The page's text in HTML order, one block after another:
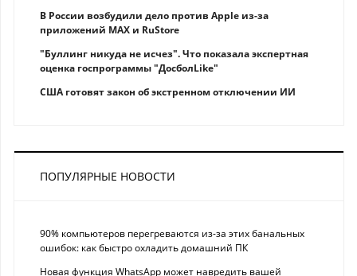
В России возбудили дело против Apple из-за
приложений MAX и RuStore
"Буллинг никуда не исчез". Что показала экспертная
оценка госпрограммы "ДосболLike"
США готовят закон об экстренном отключении ИИ
ПОПУЛЯРНЫЕ НОВОСТИ
90% компьютеров перегреваются из-за этих банальных
ошибок: как быстро охладить домашний ПК
Новая функция WhatsApp может навредить вашей